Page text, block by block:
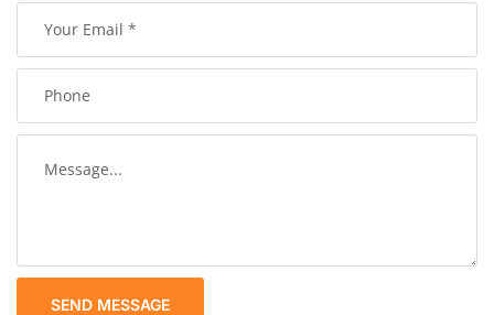
SEND MESSAGE